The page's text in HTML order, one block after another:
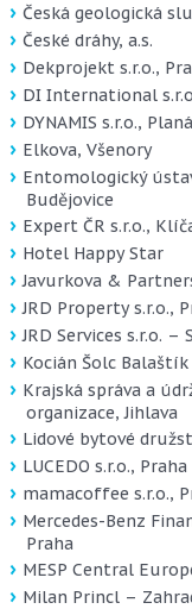
Česká geologická
České dráhy, a.s.
Dekprojekt s.r.o.,
DI International
DYNAMIS s.r.o.,
Elkova, Všenory
Entomologický
Budějovice
Expert ČR s.r.o.,
Hotel Happy Star
Javurkova &
JRD Property s.r.o.,
JRD Services s.r.o.
Kocián Šolc
Krajská správa a
organizace, Jihlava
Lidové bytové
LUCEDO s.r.o., Praha
mamacoffee s.r.o.,
Mercedes-Benz
Praha
MESP Central
Milan Princl –